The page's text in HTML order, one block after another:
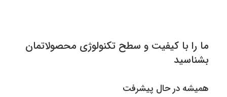
ما را با کیفیت و سطح تکنولوژی محصولاتمان
بشناسید
همیشه در حال پیشرفت